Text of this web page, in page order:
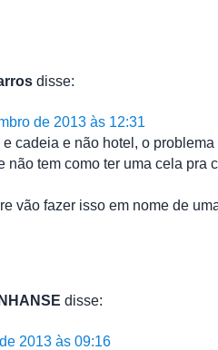
disse:
de 2013 às 12:31
cadeia e não hotel, o
não tem como ter uma cela
vão fazer isso em nome de
disse:
2013 às 09:16